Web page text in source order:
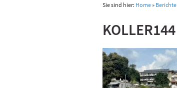
Sie sind hier: Home» Berichte
KOLLER144